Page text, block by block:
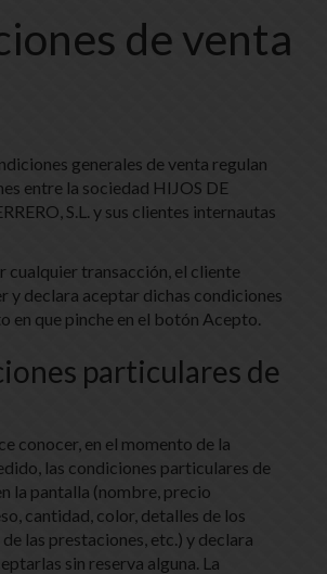
de venta
generales de venta regulan
entre la sociedad HIJOS DE
S.L. y sus clientes internautas
cualquier transacción, el cliente
y declara aceptar dichas condiciones
en que pinche en el botón Acepto.
particulares de
conocer, en el momento de la
las condiciones particulares de
la pantalla (nombre, precio
cantidad, color, detalles de los
las prestaciones, etc.) y declara
sin reserva alguna. La